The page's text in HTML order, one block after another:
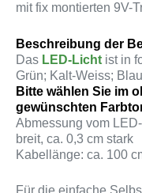
mit fix montierten 9V-
Beschreibung der
Das LED-Licht ist in
Grün; Kalt-Weiss;
Bitte wählen Sie im
gewünschten
Abmessung vom
breit, ca. 0,3 cm stark
Kabellänge: ca. 100